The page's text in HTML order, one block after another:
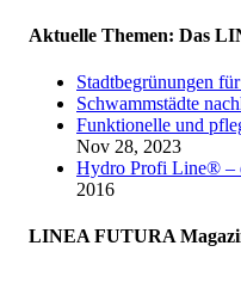
Aktuelle Themen: Das
Stadtbegrünungen
Schwammstädte
Funktionelle und
Nov 28, 2023
Hydro Profi Line® –
2016
LINEA FUTURA